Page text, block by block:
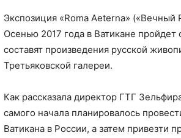
Экспозиция «Roma Aeterna»
Осенью 2017 года в Ватикане пройдет
составят произведения русской
Третьяковской галереи.
Как рассказала директор ГТГ
самого начала планировалось
Ватикана в России, а затем привезти